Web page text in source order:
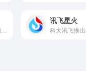
讯飞星火